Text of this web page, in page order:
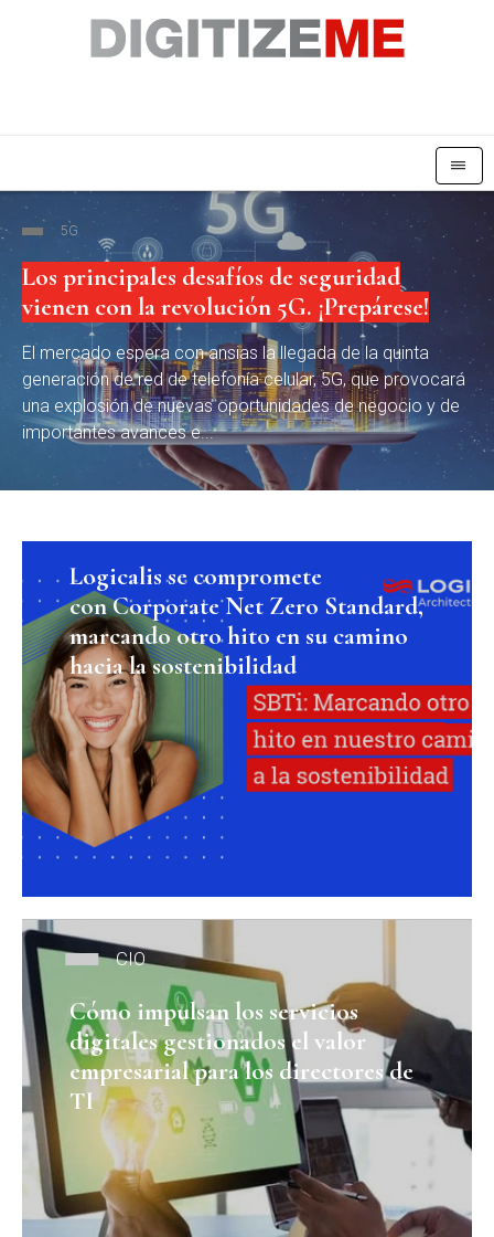
|||
5G
Los principales desafíos de seguridad
vienen con la revolución 5G. ¡Prepárese!
El mercado espera con ansias la llegada de la quinta
generación de red de telefonía celular, 5G, que provocará
una explosión de nuevas oportunidades de negocio y de
importantes avances e...
Logicalis se compromete
con Corporate Net Zero Standard,
marcando otro hito en su camino
hacia la sostenibilidad
Logicalis se compromete a establecer
reducciones de emisiones a corto plazo
en toda la empresa de acuerdo con la
ciencia del clima con el SBTi.
Logicalis se une a la campaña Race to
Zero...
CIO
Cómo impulsan los servicios
digitales gestionados el valor
empresarial para los directores de
TI
¿Qué deben buscar los CIO en un
proveedor de servicios digitales
gestionados?